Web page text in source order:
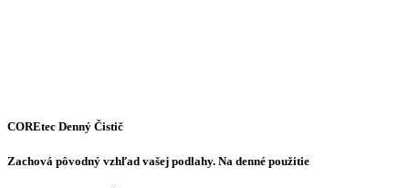
COREtec Denný Čistič
Zachová pôvodný vzhľad vašej podlahy. Na denné použitie